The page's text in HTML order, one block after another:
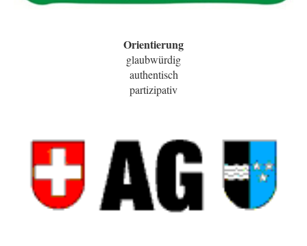
Orientierung
glaubwürdig
authentisch
partizipativ